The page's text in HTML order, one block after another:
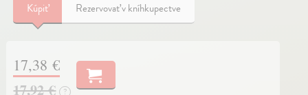
Kúpiť Rezervovať v kníhkupectve
17,38 €
17,92 €
?